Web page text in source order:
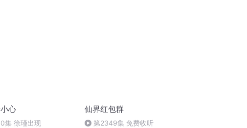
心
集 徐瑾出现
仙界红包群
第2349集 免费收听